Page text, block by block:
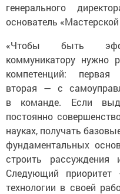
генерального
основатель
«Чтобы быть
коммуникатору нужно
компетенций:
вторая — с
в команде. Если
постоянно
науках, получать
фундаментальных
строить рассуждения
Следующий
технологии в своей